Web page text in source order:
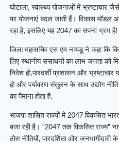
घोटाला, स्वास्थ्य योजनाओं में
पर योजनाएं बदल जाती हैं। विकास मॉडल
रहा है, इसलिए यह 2047 का सपना भ्रम है!
जिला महासचिव एस एम नायडू ने कहा कि
लिए स्थानीय संसाधनों का लाभ जनता को
निवेश हो,पारदर्शी प्रशासन और
हो और पर्यावरण संतुलन के साथ उद्योग नीति
का पैमाना होता है.
भाजपा शासित राज्यों में 2047 विकसित
बजा रही है। “2047 तक विकसित राज्य”
ठोस नीतियों, पारदर्शिता और